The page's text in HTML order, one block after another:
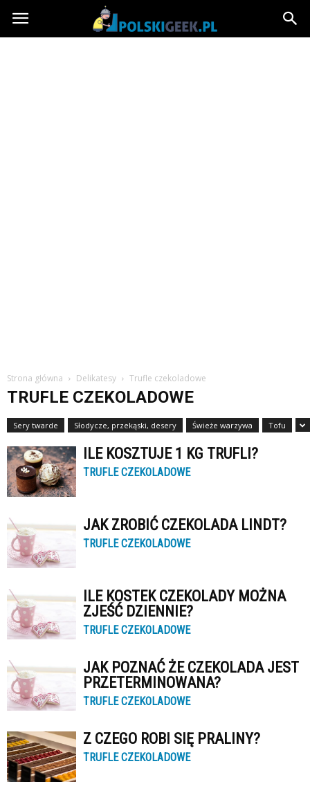
PolskiGeek.pl
Strona główna Delikatesy Trufle czekoladowe
TRUFLE CZEKOLADOWE
Sery twarde Słodycze, przekąski, desery Świeże warzywa Tofu
ILE KOSZTUJE 1 KG TRUFLI?
TRUFLE CZEKOLADOWE
JAK ZROBIĆ CZEKOLADA LINDT?
TRUFLE CZEKOLADOWE
ILE KOSTEK CZEKOLADY MOŻNA
ZJEŚĆ DZIENNIE?
TRUFLE CZEKOLADOWE
JAK POZNAĆ ŻE CZEKOLADA JEST
PRZETERMINOWANA?
TRUFLE CZEKOLADOWE
Z CZEGO ROBI SIĘ PRALINY?
TRUFLE CZEKOLADOWE